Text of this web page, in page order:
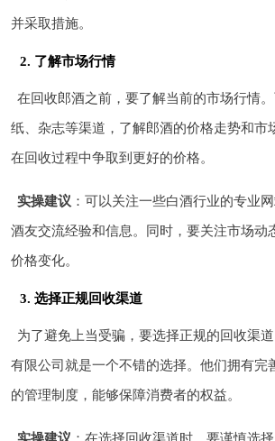
并采取措施。
2. 了解市场行情
在回收郎酒之前，要了解当前的市场行情
纸、杂志等渠道，了解郎酒的价格走势和市
在回收过程中争取到更好的价格。
实操建议 ：可以关注一些白酒行业的专业
酒友交流经验和信息。同时，要关注市场动
价格变化。
3. 选择正规回收渠道
为了避免上当受骗，要选择正规的回收渠
有限公司就是一个不错的选择。他们拥有完
的管理制度，能够保障消费者的权益。